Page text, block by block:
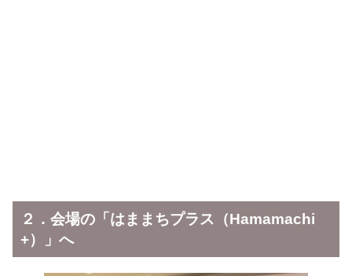
２．会場の「はままちプラス（Hamamachi
+）」へ